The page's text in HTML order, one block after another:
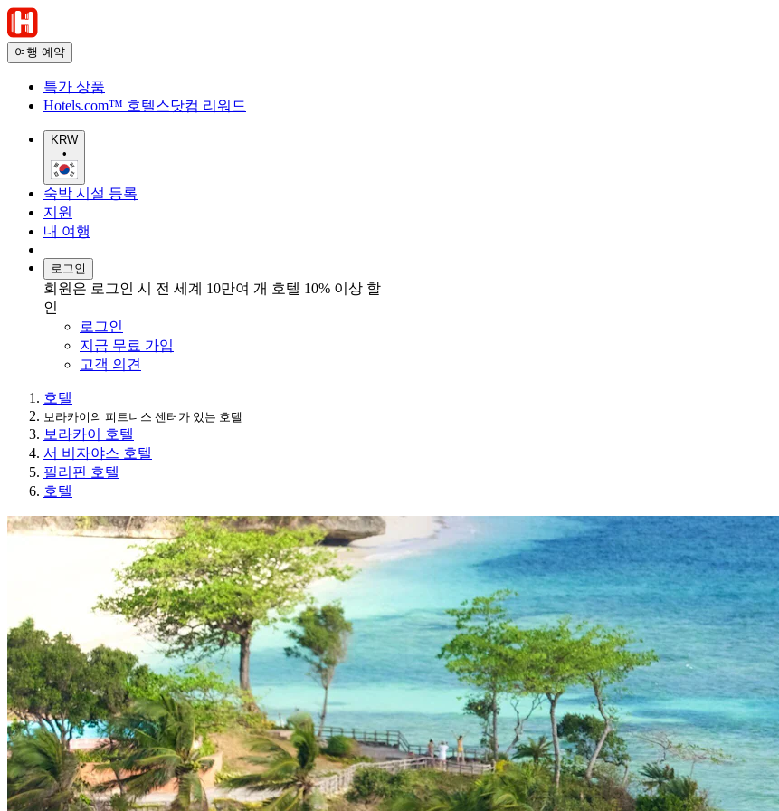
여행 예약
특가 상품
Hotels.com™ 호텔스닷컴 리워드
KRW
•
숙박 시설 등록
지원
내 여행
로그인
회원은 로그인 시 전 세계 10만여 개 호텔 10% 이상 할
인
로그인
지금 무료 가입
고객 의견
호텔
보라카이의 피트니스 센터가 있는 호텔
보라카이 호텔
서 비자야스 호텔
필리핀 호텔
호텔